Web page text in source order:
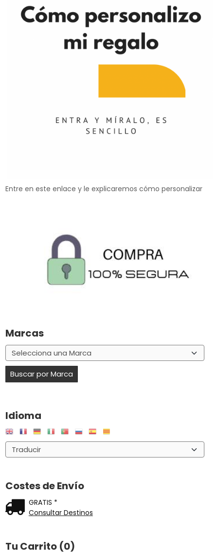
Entre en este enlace y le explicaremos cómo personalizar
Marcas
Idioma
Costes de Envío
GRATIS *
Consultar Destinos
Tu Carrito (0)